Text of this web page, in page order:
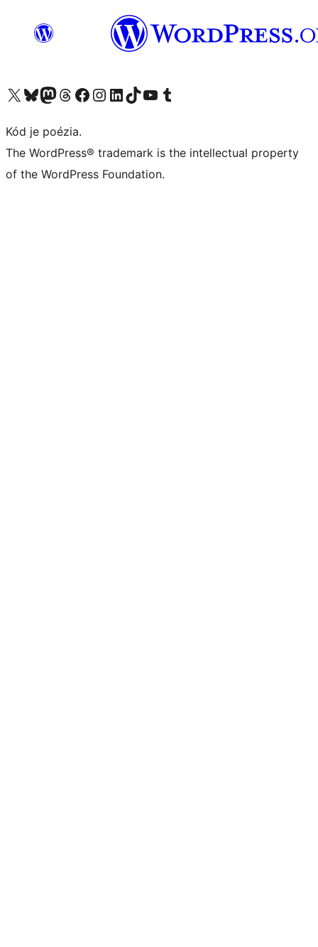
Navštívte náš účet na X (predtým Twitter)
Navštívte náš účet na platforme Bluesky
Navštívte náš účet na Mastodone
Navštívte náš účet na platforme Threads
Navštívte našu stránku na Facebooku
Navštívte náš účet Instagram
Navštívte náš účet LinkedIn
Navštívte náš účet na platforme TikTok
Navštívte náš kanál YouTube
Navštívte náš účet na platforme Tumblr
Kód je poézia.
The WordPress® trademark is the intellectual property
of the WordPress Foundation.